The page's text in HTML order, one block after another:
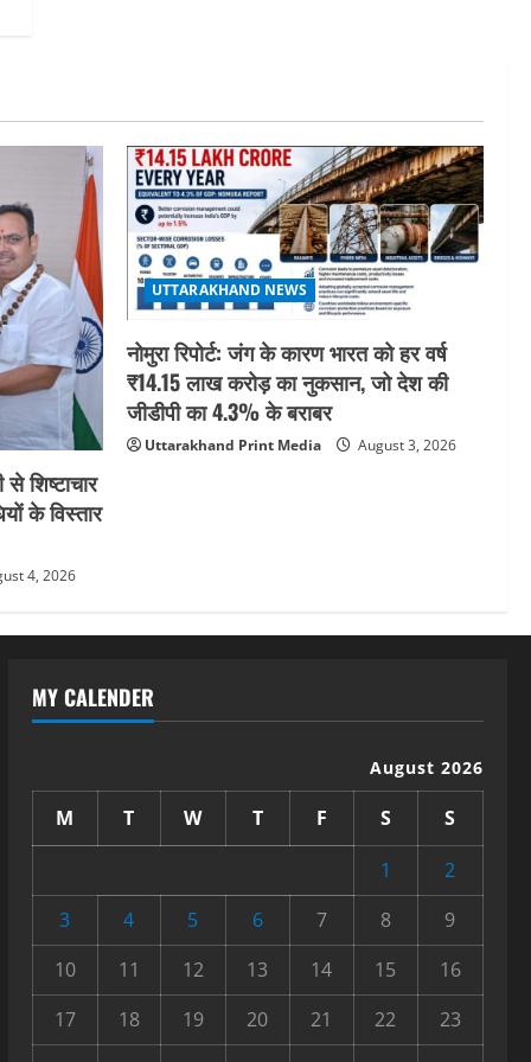
शिष्टाचार
के विस्तार
4, 2026
UTTARAKHAND NEWS
नोमुरा रिपोर्ट: जंग के कारण भारत को हर वर्ष
₹14.15 लाख करोड़ का नुकसान, जो देश की
जीडीपी का 4.3% के बराबर
Uttarakhand Print Media August 3, 2026
MY CALENDER
August 2026
M T W T F S
S
1
2
3
4 5 6 7 8
9
10
11 12 13 14 15
16
17
18 19 20 21 22
23